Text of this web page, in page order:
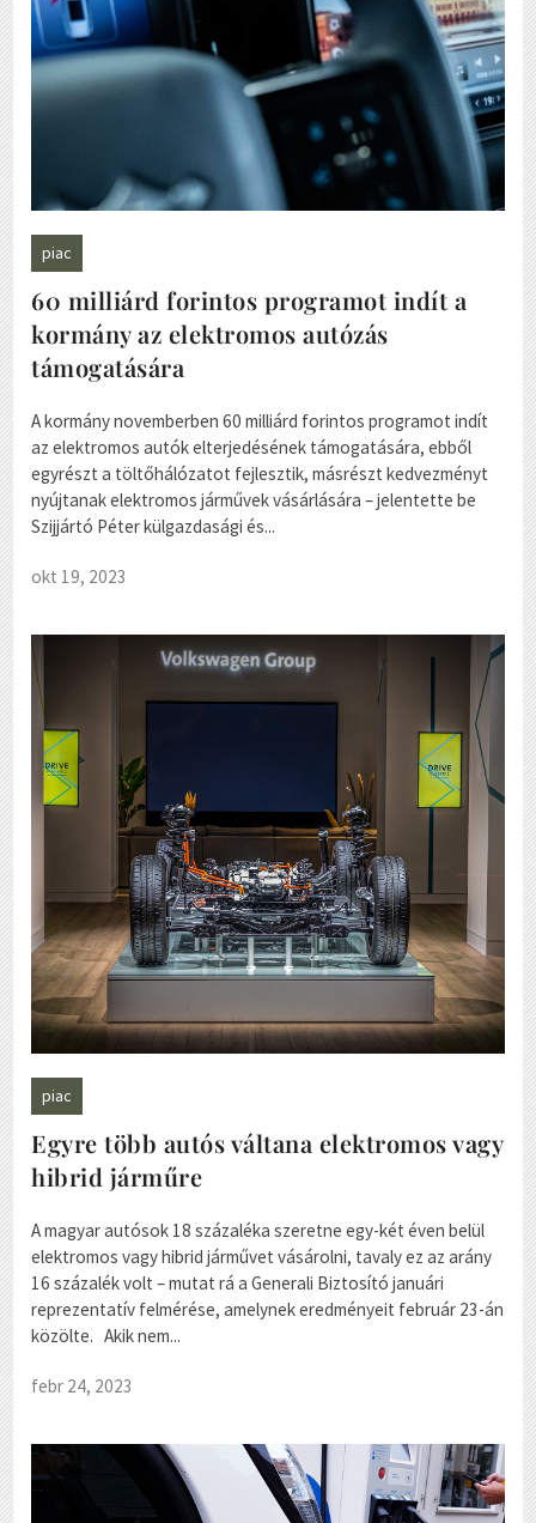
piac
60 milliárd forintos programot indít a
kormány az elektromos autózás
támogatására
A kormány novemberben 60 milliárd forintos programot indít
az elektromos autók elterjedésének támogatására, ebből
egyrészt a töltőhálózatot fejlesztik, másrészt kedvezményt
nyújtanak elektromos járművek vásárlására – jelentette be
Szijjártó Péter külgazdasági és...
okt 19, 2023
piac
Egyre több autós váltana elektromos vagy
hibrid járműre
A magyar autósok 18 százaléka szeretne egy-két éven belül
elektromos vagy hibrid járművet vásárolni, tavaly ez az arány
16 százalék volt – mutat rá a Generali Biztosító januári
reprezentatív felmérése, amelynek eredményeit február 23-án
közölte. Akik nem...
febr 24, 2023